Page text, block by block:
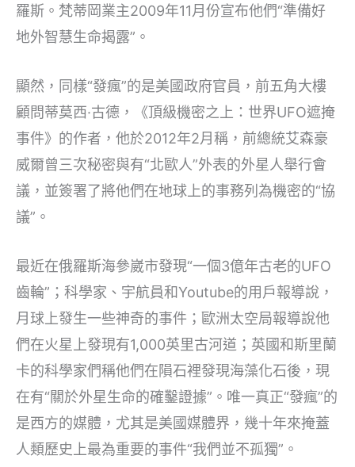
羅斯。梵蒂岡業主2009年11月份宣布他們“準備好
地外智慧生命揭露”。
顯然，同樣“發瘋”的是美國政府官員，前五角大樓
顧問蒂莫西·古德，《頂級機密之上：世界UFO遮掩
事件》的作者，他於2012年2月稱，前總統艾森豪
威爾曾三次秘密與有“北歐人”外表的外星人舉行會
議，並簽署了將他們在地球上的事務列為機密的“協
議”。
最近在俄羅斯海參崴市發現“一個3億年古老的UFO
齒輪”；科學家、宇航員和Youtube的用戶報導說，
月球上發生一些神奇的事件；歐洲太空局報導說他
們在火星上發現有1,000英里古河道；英國和斯里蘭
卡的科學家們稱他們在隕石裡發現海藻化石後，現
在有“關於外星生命的確鑿證據”。唯一真正“發瘋”的
是西方的媒體，尤其是美國媒體界，幾十年來掩蓋
人類歷史上最為重要的事件“我們並不孤獨”。